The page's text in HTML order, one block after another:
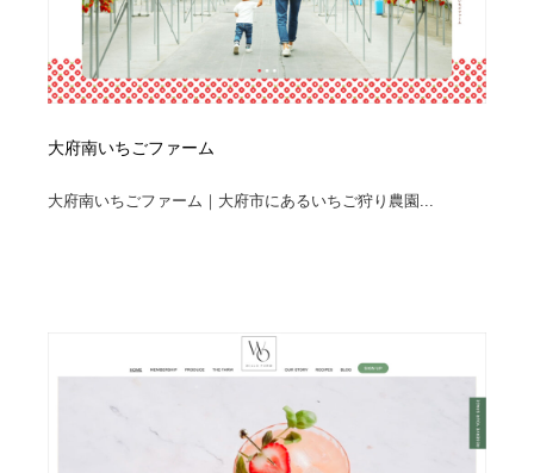
大府南いちごファーム
大府南いちごファーム｜大府市にあるいちご狩り農園...